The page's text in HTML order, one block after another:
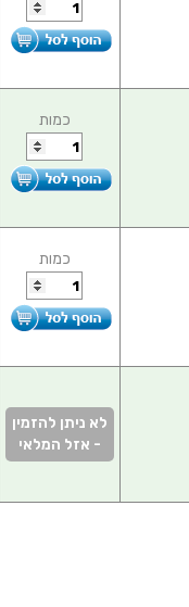
כמות
כמות
לא ניתן להזמין
- אזל המלאי